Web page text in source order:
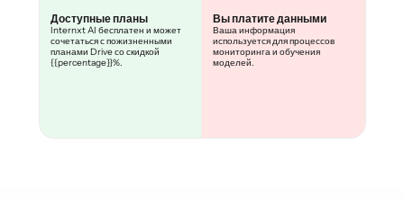
Доступные планы
Internxt AI бесплатен и может
сочетаться с пожизненными
планами Drive со скидкой
{{percentage}}%.
Вы платите данными
Ваша информация
используется для процессов
мониторинга и обучения
моделей.